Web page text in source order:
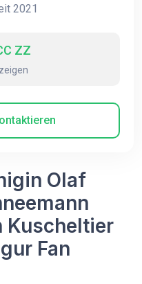
2021
ZZ
Olaf
Kuscheltier
Fan